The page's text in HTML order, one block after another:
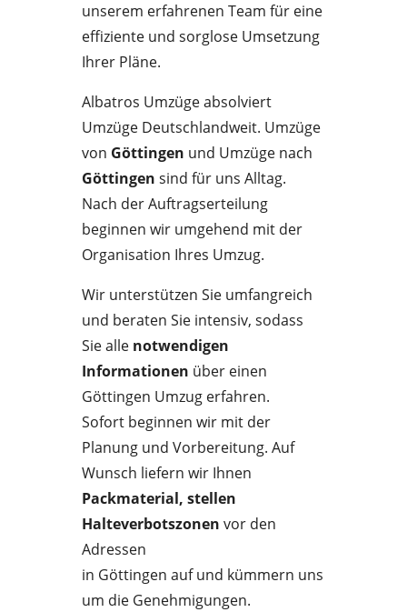
unserem erfahrenen Team für eine
effiziente und sorglose Umsetzung
Ihrer Pläne.
Albatros Umzüge absolviert
Umzüge Deutschlandweit. Umzüge
von Göttingen und Umzüge nach
Göttingen sind für uns Alltag.
Nach der Auftragserteilung
beginnen wir umgehend mit der
Organisation Ihres Umzug.
Wir unterstützen Sie umfangreich
und beraten Sie intensiv, sodass
Sie alle notwendigen
Informationen über einen
Göttingen Umzug erfahren.
Sofort beginnen wir mit der
Planung und Vorbereitung. Auf
Wunsch liefern wir Ihnen
Packmaterial, stellen
Halteverbotszonen vor den
Adressen
in Göttingen auf und kümmern uns
um die Genehmigungen.